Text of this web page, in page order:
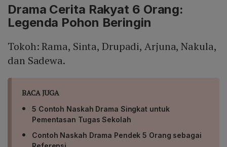
Drama Cerita Rakyat 6 Orang:
Legenda Pohon Beringin
Tokoh: Rama, Sinta, Drupadi, Arjuna, Nakula,
dan Sadewa.
BACA JUGA
5 Contoh Naskah Drama Singkat untuk
Pementasan Tugas Sekolah
Contoh Naskah Drama Pendek 5 Orang sebagai